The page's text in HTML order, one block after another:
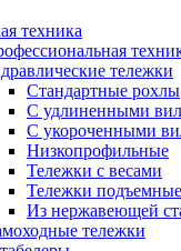
техника
тележки
Стандартные рохлы
С удлиненными
С укороченными
Низкопрофильные
Тележки с весами
Тележки подъемные
Из нержавеющей
тележки